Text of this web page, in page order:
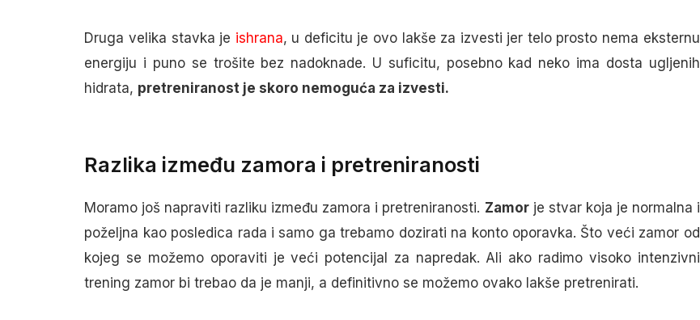
Druga velika stavka je ishrana, u deficitu je ovo lakše za izvesti jer telo prosto nema eksternu
energiju i puno se trošite bez nadoknade. U suficitu, posebno kad neko ima dosta ugljenih
hidrata, pretreniranost je skoro nemoguća za izvesti.
Razlika između zamora i pretreniranosti
Moramo još napraviti razliku između zamora i pretreniranosti. Zamorje stvar koja je normalna i
poželjna kao posledica rada i samo ga trebamo dozirati na konto oporavka. Što veći zamor od
kojeg se možemo oporaviti je veći potencijal za napredak. Ali ako radimo visoko intenzivni
trening zamor bi trebao da je manji, a definitivno se možemo ovako lakše pretrenirati.